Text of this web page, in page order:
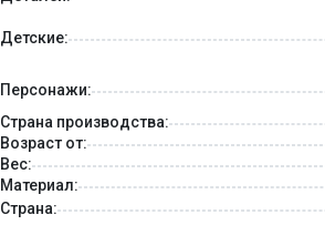
Детские:
Персонажи:
Страна производства:
Возраст от:
Вес:
Материал:
Страна: